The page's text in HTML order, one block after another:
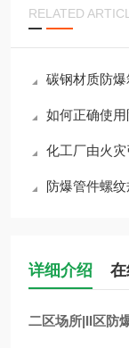
RELATED
碳钢材质防爆
如何正确使
化工厂由火
防爆管件螺
详细介绍
二区场所|II区防